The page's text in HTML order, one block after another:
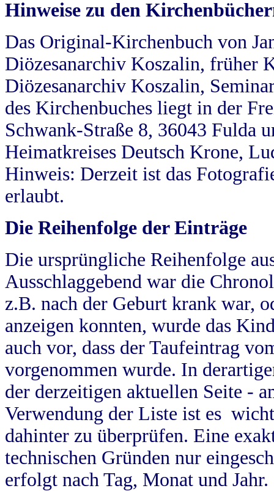
Hinweise zu den
Das Original-Kirchenbuch von
Diözesanarchiv Koszalin, früher
Diözesanarchiv Koszalin,
des Kirchenbuches liegt in der
Schwank-Straße 8, 36043 Fulda
Heimatkreises Deutsch Krone,
Hinweis: Derzeit ist das
erlaubt.
Die Reihenfolge der Einträge
Die ursprüngliche Reihenfolge
Ausschlaggebend war die
z.B. nach der Geburt krank war,
anzeigen konnten, wurde das
auch vor, dass der Taufeintrag
vorgenommen wurde. In
der derzeitigen aktuellen Seite -
Verwendung der Liste ist es
dahinter zu überprüfen. Eine
technischen Gründen nur
erfolgt nach Tag, Monat und Jahr.